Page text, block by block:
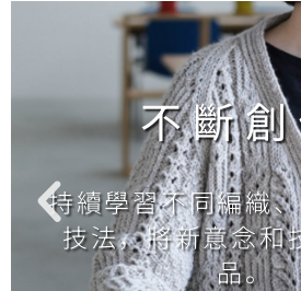
不斷創
持續學習不同編織
技法，將新意念和
品。